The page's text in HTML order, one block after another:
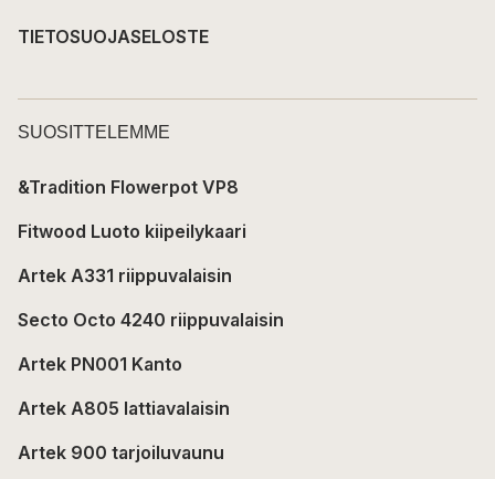
TIETOSUOJASELOSTE
SUOSITTELEMME
&Tradition Flowerpot VP8
Fitwood Luoto kiipeilykaari
Artek A331 riippuvalaisin
Secto Octo 4240 riippuvalaisin
Artek PN001 Kanto
Artek A805 lattiavalaisin
Artek 900 tarjoiluvaunu